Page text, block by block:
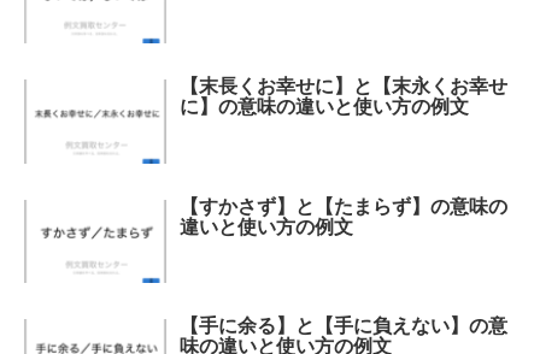
【末長くお幸せに】と【末永くお幸せ
に】の意味の違いと使い方の例文
【すかさず】と【たまらず】の意味の
違いと使い方の例文
【手に余る】と【手に負えない】の意
味の違いと使い方の例文